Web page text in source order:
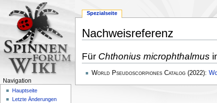
Nachweisreferenz
Navigation
springen
Suche
springen
Für Chthonius microphthalmus
World Pseudoscorpiones Catalog(2022):
Spezialseite
Navigation
Hauptseite
Letzte Änderungen